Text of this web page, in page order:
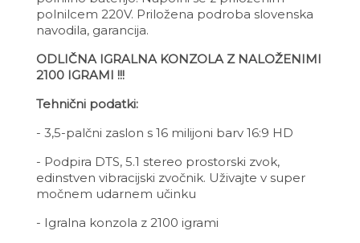
polnilcem 220V. Priložena podroba slovenska
navodila, garancija.
ODLIČNA IGRALNA KONZOLA Z NALOŽENIMI
2100 IGRAMI !!!
Tehnični podatki:
- 3,5-palčni zaslon s 16 milijoni barv 16:9 HD
- Podpira DTS, 5.1 stereo prostorski zvok,
edinstven vibracijski zvočnik. Uživajte v super
močnem udarnem učinku
- Igralna konzola z 2100 igrami